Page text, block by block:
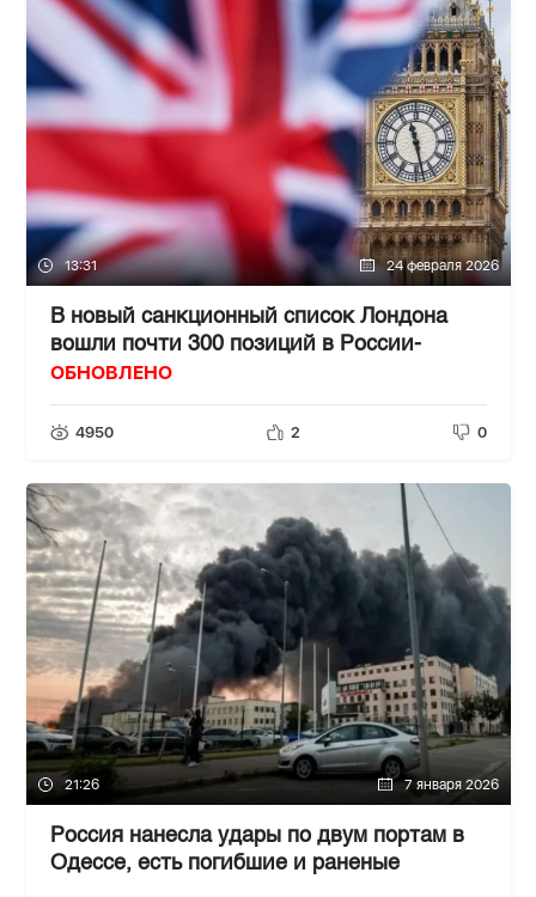
13:31 24 февраля 2026
В новый санкционный список Лондона
вошли почти 300 позиций в России-
ОБНОВЛЕНО
4950 2 0
21:26 7 января 2026
Россия нанесла удары по двум портам в
Одессе, есть погибшие и раненые